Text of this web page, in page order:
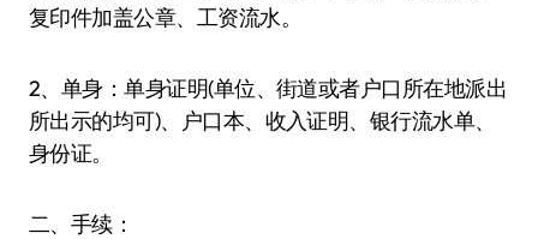
复印件加盖公章、工资流水。
2、单身：单身证明(单位、街道或者户口所在地派出
所出示的均可)、户口本、收入证明、银行流水单、
身份证。
二、手续：